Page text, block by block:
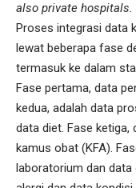
also private hospitals.
Proses integrasi data
lewat beberapa fase
termasuk ke dalam
Fase pertama, data
kedua, adalah data
data diet. Fase ketiga,
kamus obat (KFA).
laboratorium dan data